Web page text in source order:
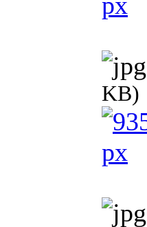
KB)